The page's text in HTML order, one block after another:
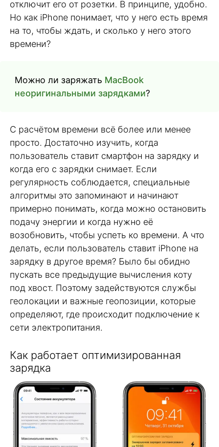
отключит его от розетки. В принципе, удобно.
Но как iPhone понимает, что у него есть время
на то, чтобы ждать, и сколько у него этого
времени?
Можно ли заряжать MacBook
неоригинальными зарядками?
С расчётом времени всё более или менее
просто. Достаточно изучить, когда
пользователь ставит смартфон на зарядку и
когда его с зарядки снимает. Если
регулярность соблюдается, специальные
алгоритмы это запоминают и начинают
примерно понимать, когда можно остановить
подачу энергии и когда нужно её
возобновить, чтобы успеть ко времени. А что
делать, если пользователь ставит iPhone на
зарядку в другое время? Было бы обидно
пускать все предыдущие вычисления коту
под хвост. Поэтому задействуются службы
геолокации и важные геопозиции, которые
определяют, где происходит подключение к
сети электропитания.
Как работает оптимизированная
зарядка